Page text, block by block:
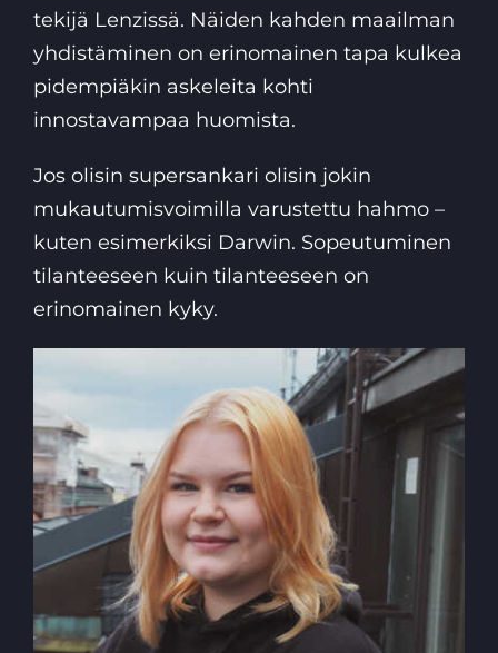
tekijä Lenzissä. Näiden kahden maailman
yhdistäminen on erinomainen tapa kulkea
pidempiäkin askeleita kohti
innostavampaa huomista.
Jos olisin supersankari olisin jokin
mukautumisvoimilla varustettu hahmo –
kuten esimerkiksi Darwin. Sopeutuminen
tilanteeseen kuin tilanteeseen on
erinomainen kyky.